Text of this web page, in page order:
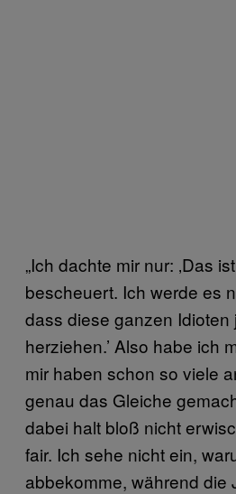
„Ich dachte mir nur: ‚Das
bescheuert. Ich werde es
dass diese ganzen Idioten
herziehen.’ Also habe ich
mir haben schon so viele
genau das Gleiche
dabei halt bloß nicht
fair. Ich sehe nicht ein,
abbekomme, während die